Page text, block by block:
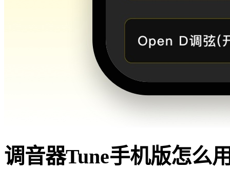
调音器Tune手机版怎么